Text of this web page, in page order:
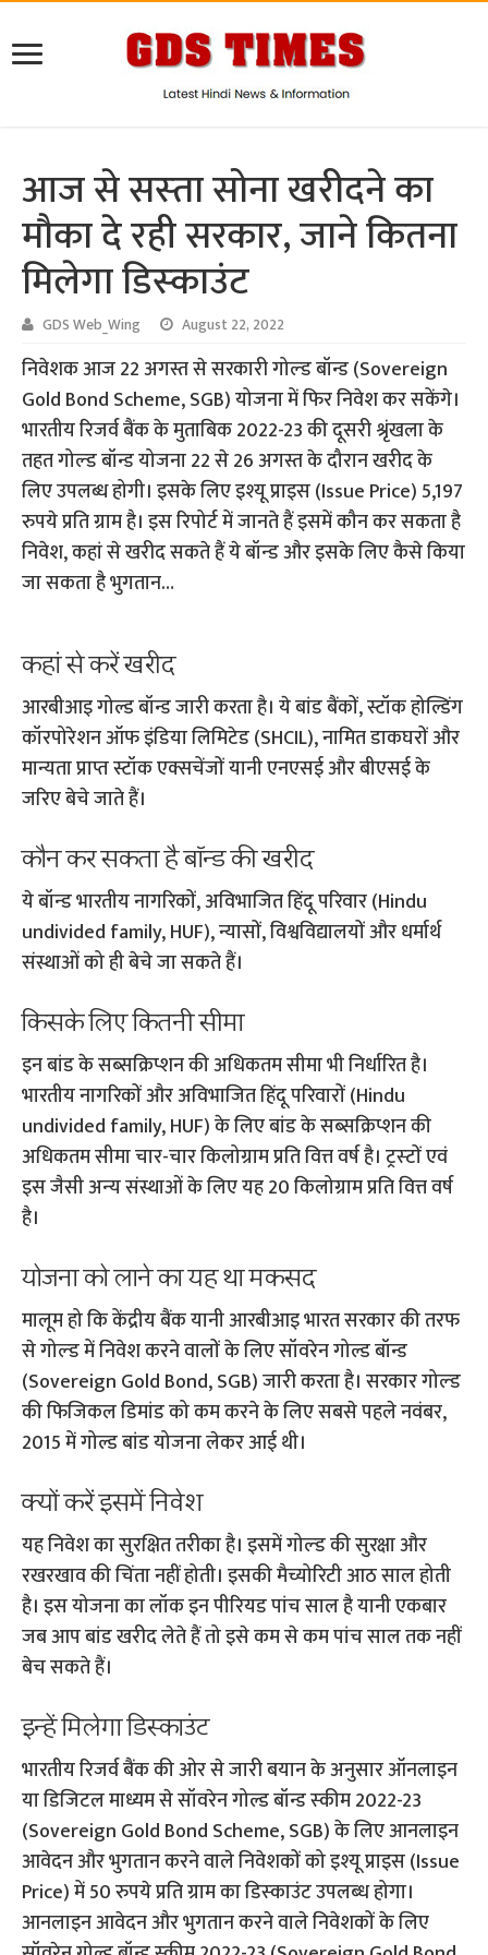
आज से सस्‍ता सोना खरीदने का
मौका दे रही सरकार, जाने कितना
मिलेगा डिस्‍काउंट
GDS Web_Wing August 22, 2022
निवेशक आज 22 अगस्त से सरकारी गोल्‍ड बॉन्ड (Sovereign
Gold Bond Scheme, SGB) योजना में फिर निवेश कर सकेंगे।
भारतीय रिजर्व बैंक के मुताबिक 2022-23 की दूसरी श्रृंखला के
तहत गोल्‍ड बॉन्ड योजना 22 से 26 अगस्त के दौरान खरीद के
लिए उपलब्ध होगी। इसके लिए इश्‍यू प्राइस (Issue Price) 5,197
रुपये प्रति ग्राम है। इस रिपोर्ट में जानते हैं इसमें कौन कर सकता है
न‍िवेश, कहां से खरीद सकते हैं ये बॉन्‍ड और इस‍के लिए कैसे किया
जा सकता है भुगतान…
कहां से करें खरीद
आरबीआइ गोल्ड बॉन्ड जारी करता है। ये बांड बैंकों, स्टॉक होल्डिंग
कॉरपोरेशन ऑफ इंडिया लिमिटेड (SHCIL), नामित डाकघरों और
मान्यता प्राप्त स्टॉक एक्सचेंजों यानी एनएसई और बीएसई के
जरिए बेचे जाते हैं।
कौन कर सकता है बॉन्‍ड की खरीद
ये बॉन्‍ड भारतीय नागरिकों, अविभाजित हिंदू परिवार (Hindu
undivided family, HUF), न्यासों, विश्वविद्यालयों और धर्मार्थ
संस्थाओं को ही बेचे जा सकते हैं।
किसके लिए कितनी सीमा
इन बांड के सब्सक्रिप्शन की अधिकतम सीमा भी निर्धारित है।
भारतीय नागरिकों और अविभाजित हिंदू परिवारों (Hindu
undivided family, HUF) के लिए बांड के सब्सक्रिप्शन की
अधिकतम सीमा चार-चार किलोग्राम प्रति वित्त वर्ष है। ट्रस्‍टों एवं
इस जैसी अन्‍य संस्थाओं के लिए यह 20 किलोग्राम प्रति वित्त वर्ष
है।
योजना को लाने का यह था मकसद
मालूम हो कि केंद्रीय बैंक यानी आरबीआइ भारत सरकार की तरफ
से गोल्‍ड में निवेश करने वालों के लिए सॉवरेन गोल्ड बॉन्ड
(Sovereign Gold Bond, SGB) जारी करता है। सरकार गोल्‍ड
की फ‍िजिकल डिमांड को कम करने के लिए सबसे पहले नवंबर,
2015 में गोल्ड बांड योजना लेकर आई थी।
क्‍यों करें इसमें निवेश
यह निवेश का सुरक्षित तरीका है। इसमें गोल्‍ड की सुरक्षा और
रखरखाव की चिंता नहीं होती। इसकी मैच्योरिटी आठ साल होती
है। इस योजना का लॉक इन पीरियड पांच साल है यानी एकबार
जब आप बांड खरीद लेते हैं तो इसे कम से कम पांच साल तक नहीं
बेच सकते हैं।
इन्‍हें मिलेगा डिस्‍काउंट
भारतीय रिजर्व बैंक की ओर से जारी बयान के अनुसार ऑनलाइन
या डिजिटल माध्यम से सॉवरेन गोल्ड बॉन्ड स्‍कीम 2022-23
(Sovereign Gold Bond Scheme, SGB) के लिए आनलाइन
आवेदन और भुगतान करने वाले निवेशकों को इश्‍यू प्राइस (Issue
Price) में 50 रुपये प्रति ग्राम का डिस्‍काउंट उपलब्‍ध होगा।
आनलाइन आवेदन और भुगतान करने वाले निवेशकों के लिए